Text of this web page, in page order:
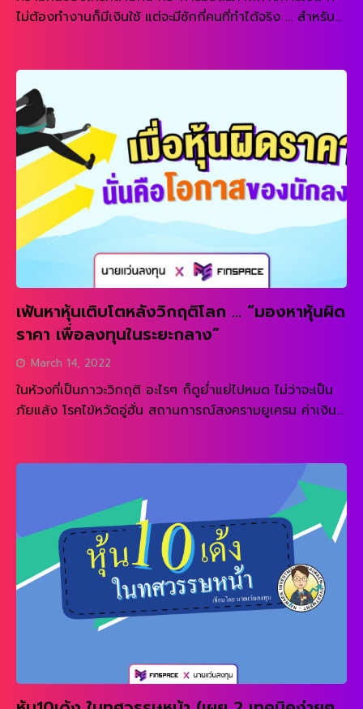
ไม่ต้องทำงานก็มีเงินใช้ แต่จะมีซักกี่คนที่ทำได้จริง … สำหรับ
2020 จนลาออกจากงานมาเป็นนักลงทุนเต็มเวลา หรือ full
time […]
เฟ้นหาหุ้นเติบโตหลังวิกฤติโลก … “มองหาหุ้นผิด
ราคา เพื่อลงทุนในระยะกลาง”
March 14, 2022
ในห้วงที่เป็นภาวะวิกฤติ อะไรๆ ก็ดูย่ำแย่ไปหมด ไม่ว่าจะเป็น
ภัยแล้ง โรคไข้หวัดอู่ฮั่น สถานการณ์สงครามยูเครน ค่าเงิน
ขึ้นมาก็คือ “หุ้นที่ผิดราคา” ซึ่งการเกิดขึ้นของหุ้นผิดราคานั้น
ไม่ได้เกิดขึ้นบ่อยๆ อาจเกิดเฉพาะช่วงวิกฤติแบบนี้ สำหรับคน
ที่มองภาพออก นี่คือโอกาสในการลงทุนครั้งใหญ่ … แต่หุ้นที่
ผิดราคาจะมีลักษณะแบบใดบ้าง ไปติดตามกันครับ.. อย่างแรก